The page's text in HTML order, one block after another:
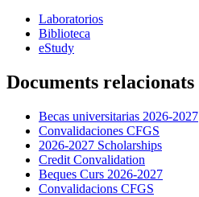
Laboratorios
Biblioteca
eStudy
Documents relacionats
Becas universitarias 2026-2027
Convalidaciones CFGS
2026-2027 Scholarships
Credit Convalidation
Beques Curs 2026-2027
Convalidacions CFGS